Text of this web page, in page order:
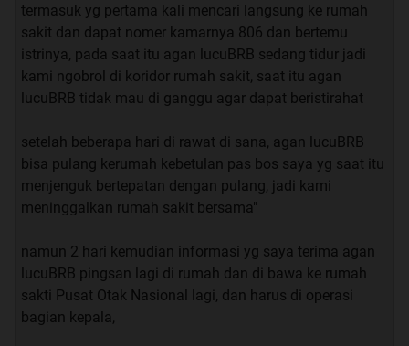
termasuk yg pertama kali mencari langsung ke rumah
sakit dan dapat nomer kamarnya 806 dan bertemu
istrinya, pada saat itu agan lucuBRB sedang tidur jadi
kami ngobrol di koridor rumah sakit, saat itu agan
lucuBRB tidak mau di ganggu agar dapat beristirahat
setelah beberapa hari di rawat di sana, agan lucuBRB
bisa pulang kerumah kebetulan pas bos saya yg saat itu
menjenguk bertepatan dengan pulang, jadi kami
meninggalkan rumah sakit bersama"
namun 2 hari kemudian informasi yg saya terima agan
lucuBRB pingsan lagi di rumah dan di bawa ke rumah
sakti Pusat Otak Nasional lagi, dan harus di operasi
bagian kepala,